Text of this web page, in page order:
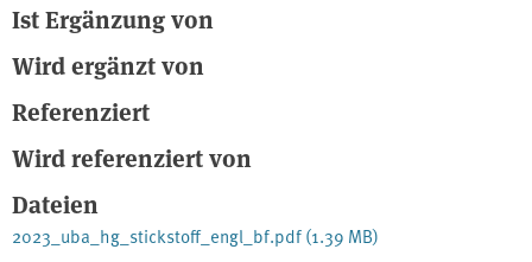
Ist Ergänzung von
Wird ergänzt von
Referenziert
Wird referenziert von
Dateien
2023_uba_hg_stickstoff_engl_bf.pdf(1.39 MB)